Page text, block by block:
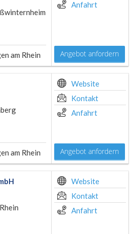
am Rhein
Anfahrt
Angebot anfordern
am Rhein
Website
Kontakt
Anfahrt
Angebot anfordern
Website
Kontakt
Anfahrt